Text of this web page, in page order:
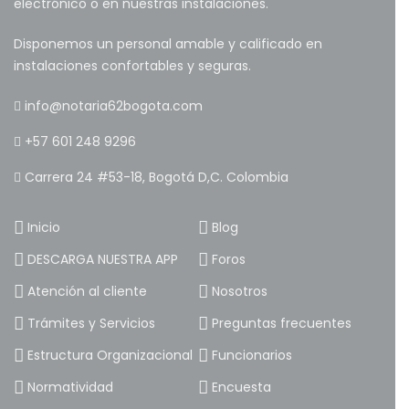
electrónico o en nuestras instalaciones.
Disponemos un personal amable y calificado en
instalaciones confortables y seguras.
info@notaria62bogota.com
+57 601 248 9296
Carrera 24 #53-18, Bogotá D,C. Colombia
Inicio
Blog
DESCARGA NUESTRA APP
Foros
Atención al cliente
Nosotros
Trámites y Servicios
Preguntas frecuentes
Estructura Organizacional
Funcionarios
Normatividad
Encuesta